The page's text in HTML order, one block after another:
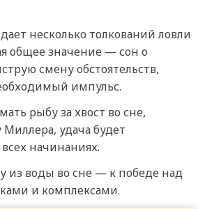
несколько толкований ловли
общее значение — сон о
смену обстоятельств,
импульс.
рыбу за хвост во сне,
Миллера, удача будет
начинаниях.
из воды во сне — к победе над
и комплексами.